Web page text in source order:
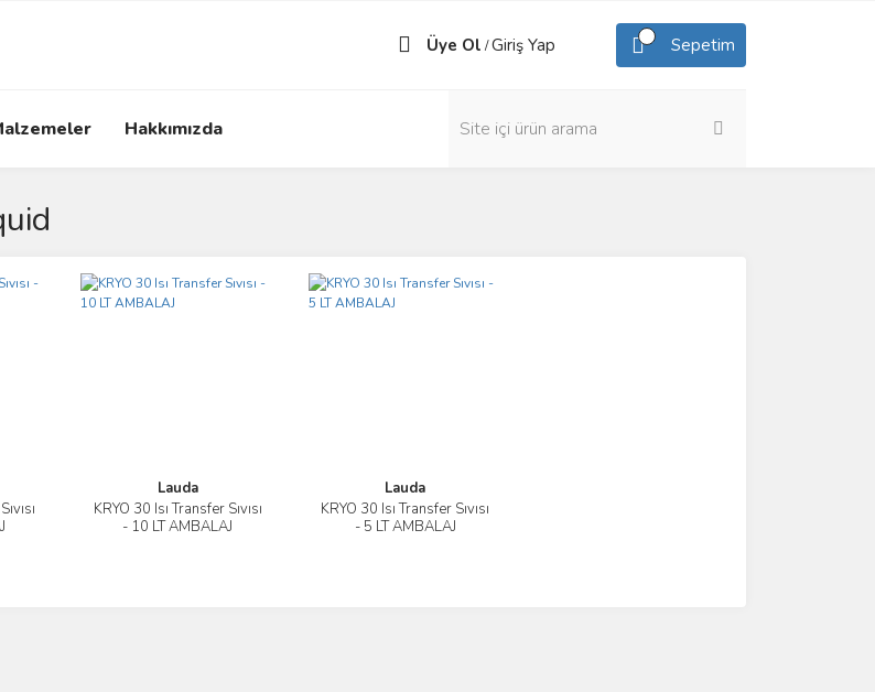
Üye Ol /Giriş Yap Sepetim
Hakkımızda
Lauda
KRYO 30 Isı Transfer Sıvısı
- 10 LT AMBALAJ
İncele
Lauda
KRYO 30 Isı Transfer Sıvısı
- 5 LT AMBALAJ
İncele